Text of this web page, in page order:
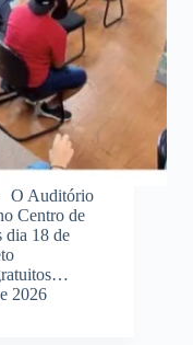
O Auditório
Centro de
dia 18 de
2026